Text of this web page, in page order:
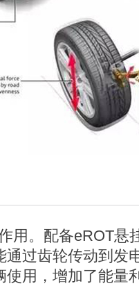
用。配备eROT悬
通过齿轮传动到发
使用，增加了能量